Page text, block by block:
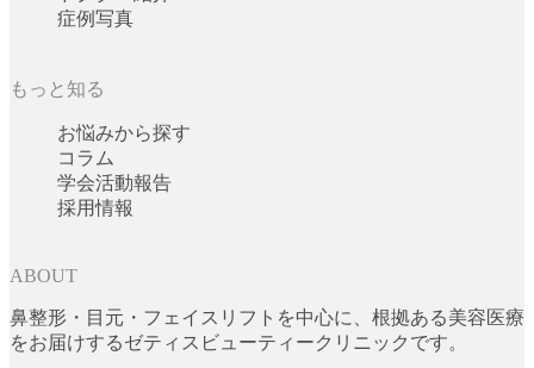
症例写真
もっと知る
お悩みから探す
コラム
学会活動報告
採用情報
ABOUT
鼻整形・目元・フェイスリフトを中心に、根拠ある美容医療
をお届けするゼティスビューティークリニックです。